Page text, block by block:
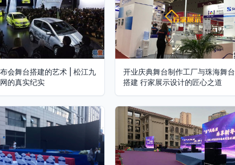
布会舞台搭建的艺术 | 松江九
的真实纪实
开业庆典舞台制作工厂与珠海舞台
搭建 行家展示设计的匠心之道